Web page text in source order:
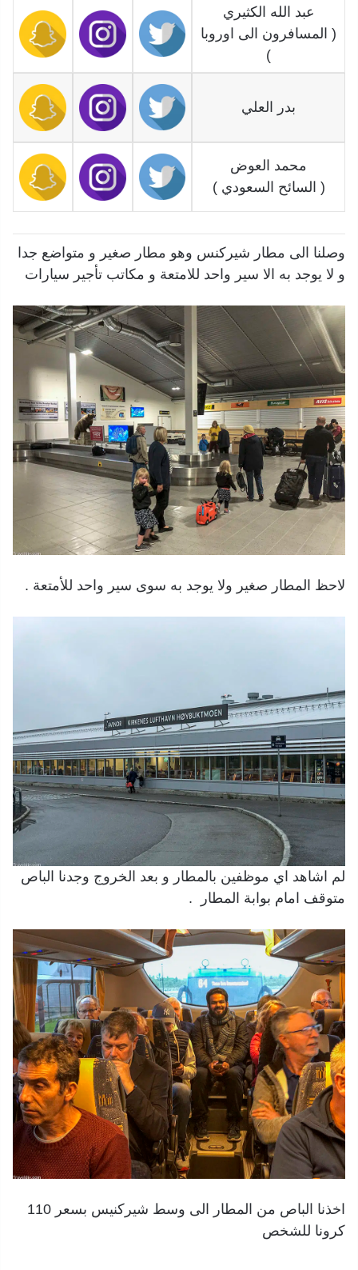
عبد الله الكثيري
( المسافرون الى اوروبا
)
بدر العلي
محمد العوض
( السائح السعودي )
وصلنا الى مطار شيركنس وهو مطار صغير و متواضع جدا
و لا يوجد به الا سير واحد للامتعة و مكاتب تأجير سيارات
لاحظ المطار صغير ولا يوجد به سوى سير واحد للأمتعة .
لم اشاهد اي موظفين بالمطار و بعد الخروج وجدنا الباص
متوقف امام بوابة المطار .
اخذنا الباص من المطار الى وسط شيركنيس بسعر 110
كرونا للشخص